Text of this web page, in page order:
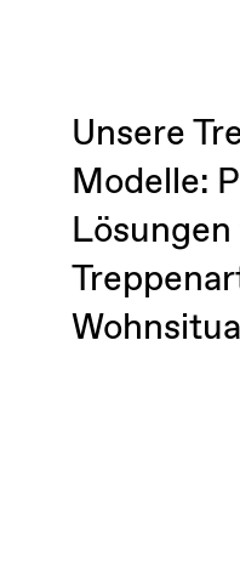
Unsere
Modelle: